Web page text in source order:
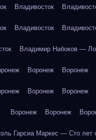
Владивосток
Владивосток
Владимир Набоков —
Воронеж Воронеж
Воронеж Воронеж
Воронеж Воронеж
Гарсиа Маркес — Сто лет